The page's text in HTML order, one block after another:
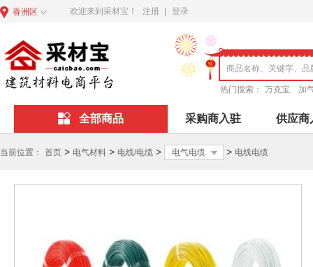
香洲区 欢迎来到采材宝！ 注册 登录
热门搜索： 万克宝 加
全部商品 采购商入驻 供应商
当前位置： 首页 > 电气材料 > 电线/电缆 > 电气电缆 > 电线电缆